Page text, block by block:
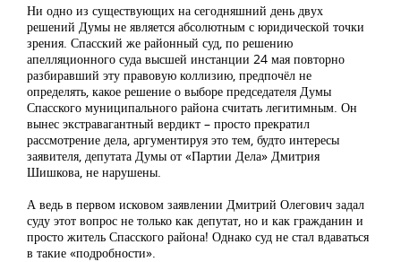
Ни одно из существующих на сегодняшний день двух
решений Думы не является абсолютным с юридической точки
зрения. Спасский же районный суд, по решению
апелляционного суда высшей инстанции 24 мая повторно
разбиравший эту правовую коллизию, предпочёл не
определять, какое решение о выборе председателя Думы
Спасского муниципального района считать легитимным. Он
вынес экстравагантный вердикт – просто прекратил
рассмотрение дела, аргументируя это тем, будто интересы
заявителя, депутата Думы от «Партии Дела» Дмитрия
Шишкова, не нарушены.
А ведь в первом исковом заявлении Дмитрий Олегович задал
суду этот вопрос не только как депутат, но и как гражданин и
просто житель Спасского района! Однако суд не стал вдаваться
в такие «подробности».